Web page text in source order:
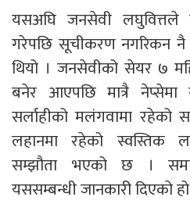
यसअघि जनसेवी
गरेपछि सूचीकरण नगरिकन नै
थियो । जनसेवीको सेयर ७
बनेर आएपछि मात्रै
सर्लाहीको मलंगवामा रहेको
लहानमा रहेको स्वस्तिक
सम्झौता भएको छ ।
यससम्बन्धी जानकारी दिएको